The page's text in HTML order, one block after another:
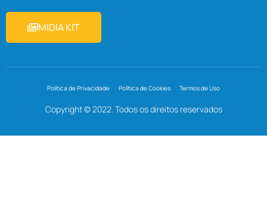
MIDIA KIT
Política de Privacidade Política de Cookies Termos de Uso
Copyright © 2022. Todos os direitos reservados